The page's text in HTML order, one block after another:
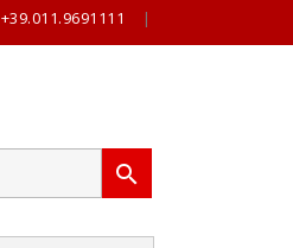
+39.011.9691111 |
